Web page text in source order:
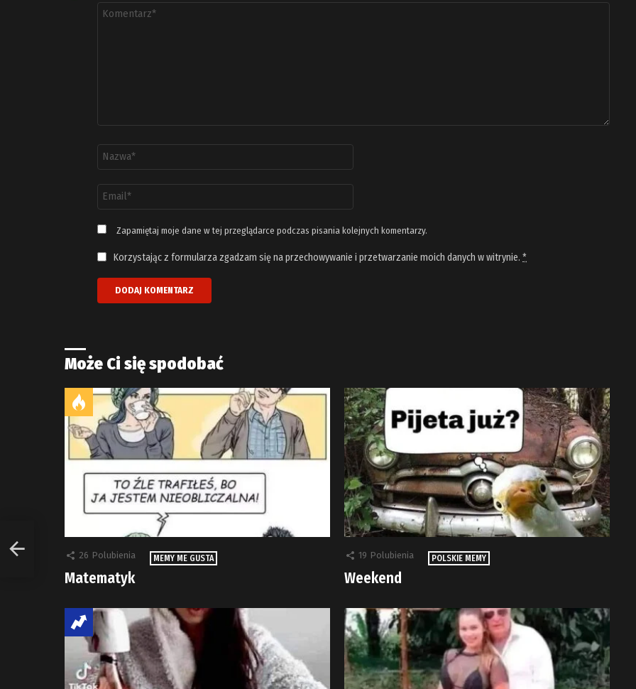
email
*
Zapamiętaj moje dane w tej przeglądarce podczas pisania kolejnych komentarzy.
Korzystając z formularza zgadzam się na przechowywanie i przetwarzanie moich danych w witrynie. *
Może Ci się spodobać
26 Polubienia MEMY ME GUSTA
Matematyk
19 Polubienia POLSKIE MEMY
Weekend